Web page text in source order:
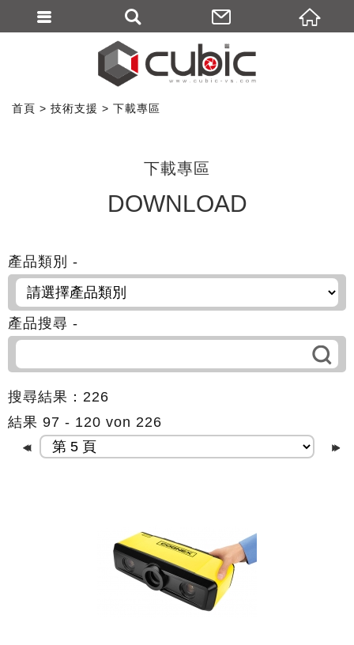
首頁 技術支援 下載專區
下載專區
DOWNLOAD
產品類別 -
產品搜尋 -
搜尋結果：226
結果 97 - 120 von 226